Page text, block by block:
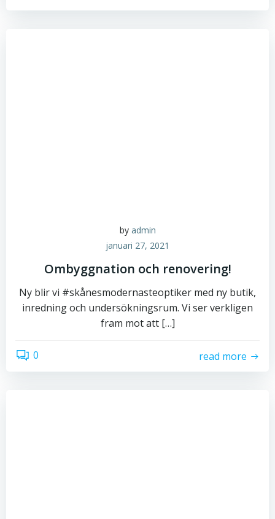
by admin
januari 27, 2021
Ombyggnation och renovering!
Ny blir vi #skånesmodernasteoptiker med ny butik,
inredning och undersökningsrum. Vi ser verkligen
fram mot att […]
0 read more